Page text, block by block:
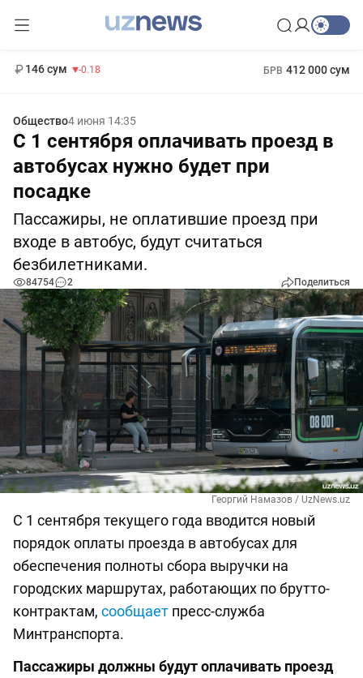
146 сум -0.18 БРВ 412 000 сум
Общество4 июня 14:35
С 1 сентября оплачивать проезд в
автобусах нужно будет при
посадке
Пассажиры, не оплатившие проезд при
входе в автобус, будут считаться
безбилетниками.
84754 2 Поделиться
Георгий Намазов / UzNews.uz
С 1 сентября текущего года вводится новый
порядок оплаты проезда в автобусах для
обеспечения полноты сбора выручки на
городских маршрутах, работающих по брутто-
контрактам, сообщает пресс-служба
Минтранспорта.
Пассажиры должны будут оплачивать проезд